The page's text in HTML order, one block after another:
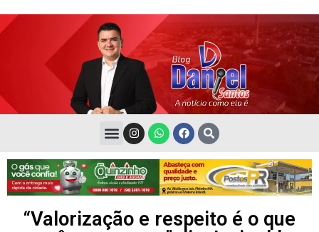
“Valorização e respeito é o que